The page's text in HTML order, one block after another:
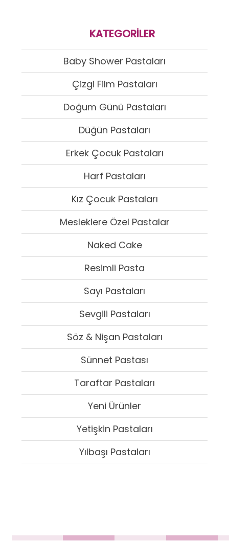
KATEGORILER
Baby Shower Pastaları
Çizgi Film Pastaları
Doğum Günü Pastaları
Düğün Pastaları
Erkek Çocuk Pastaları
Harf Pastaları
Kız Çocuk Pastaları
Mesleklere Özel Pastalar
Naked Cake
Resimli Pasta
Sayı Pastaları
Sevgili Pastaları
Söz & Nişan Pastaları
Sünnet Pastası
Taraftar Pastaları
Yeni Ürünler
Yetişkin Pastaları
Yılbaşı Pastaları